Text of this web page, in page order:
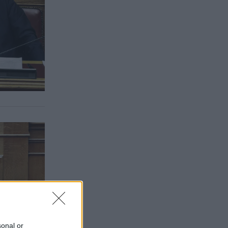
or